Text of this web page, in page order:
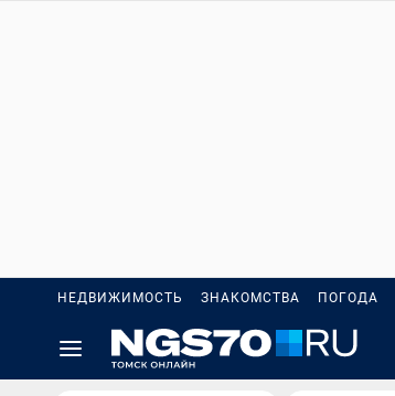
НЕДВИЖИМОСТЬ ЗНАКОМСТВА ПОГОДА